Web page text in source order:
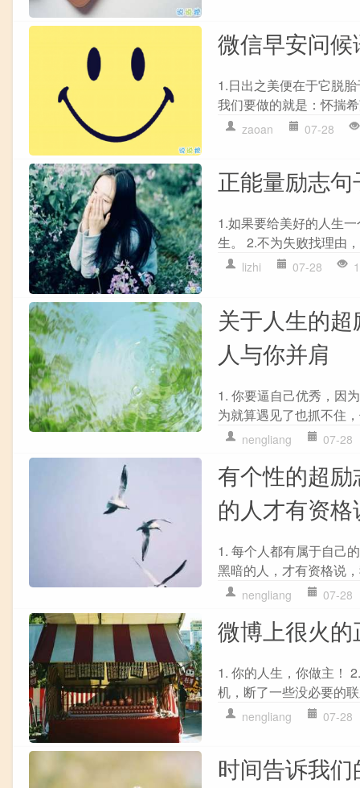
微信早安问
1.日出之美便在于它脱
我们要做的就是：怀揣
zaoan 07-28
正能量励志
1.如果要给美好的人生
生。 2.不为失败找理由
lizhi 07-28
关于人生的
人与你并肩
1. 你要逼自己优秀，因
为就算遇见了也抓不住
nengliang 07-28
有个性的超
的人才有资
1. 每个人都有属于自己
黑暗的人，才有资格说
nengliang 07-28
微博上很火
1. 你的人生，你做主！
机，断了一些没必要的
nengliang 07-28
时间告诉我